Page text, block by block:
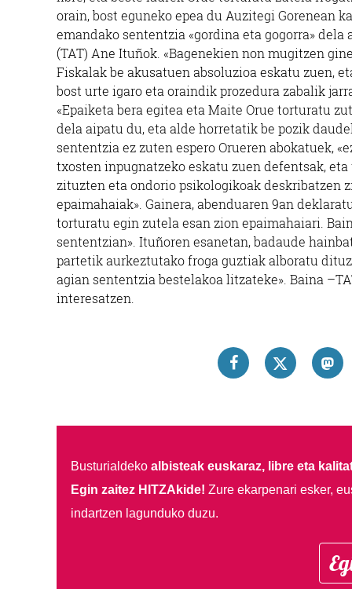
orain, bost eguneko epea du Auzitegi Gorenean
emandako sententzia «gordina eta gogorra»
(TAT) Ane Ituñok. «Bagenekien non mugitzen
Fiskalak be akusatuen absoluzioa eskatu zuen,
bost urte igaro eta oraindik prozedura zabalik
«Epaiketa bera egitea eta Maite Orue torturatu
dela aipatu du, eta alde horretatik be pozik
sententzia ez zuten espero Orueren abokatuek,
txosten inpugnatzeko eskatu zuen defentsak,
zituzten eta ondorio psikologikoak deskribatzen
epaimahaiak». Gainera, abenduaren 9an
torturatu egin zutela esan zion epaimahaiari.
sententzian». Ituñoren esanetan, badaude
partetik aurkeztutako froga guztiak alboratu
agian sententzia bestelakoa litzateke». Baina
interesatzen.
Busturialdeko albisteak euskaraz, libre eta
Egin zaitez HITZAkide! Zure ekarpenari esker,
indartzen lagunduko duzu.